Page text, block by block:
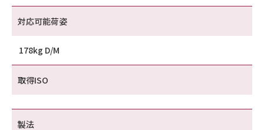
対応可能荷姿
178kg D/M
取得ISO
製法